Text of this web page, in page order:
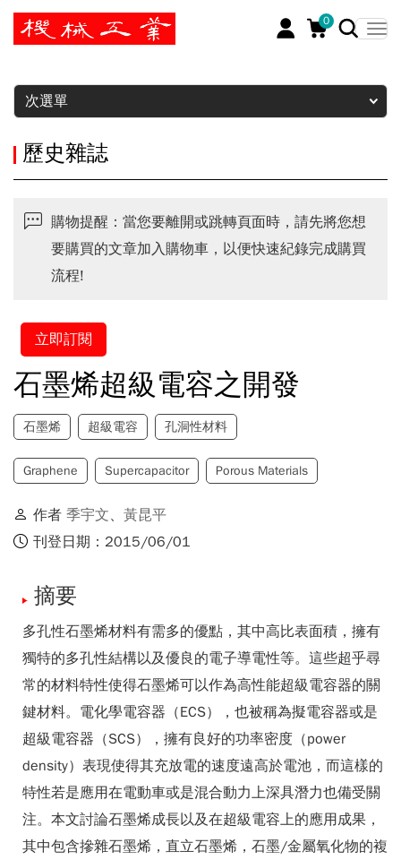
0
暫停
次選單
歷史雜誌
購物提醒：當您要離開或跳轉頁面時，請先將您想
要購買的文章加入購物車，以便快速紀錄完成購買
流程!
立即訂閱
石墨烯超級電容之開發
石墨烯 超級電容 孔洞性材料
Graphene Supercapacitor Porous Materials
作者 季宇文、 黃昆平
刊登日期：2015/06/01
摘要
多孔性石墨烯材料有需多的優點，其中高比表面積，擁有
獨特的多孔性結構以及優良的電子導電性等。這些超乎尋
常的材料特性使得石墨烯可以作為高性能超級電容器的關
鍵材料。電化學電容器（ECS），也被稱為擬電容器或是
超級電容器（SCS），擁有良好的功率密度（power
density）表現使得其充放電的速度遠高於電池，而這樣的
特性若是應用在電動車或是混合動力上深具潛力也備受關
注。本文討論石墨烯成長以及在超級電容上的應用成果，
其中包含摻雜石墨烯，直立石墨烯，石墨/金屬氧化物的複